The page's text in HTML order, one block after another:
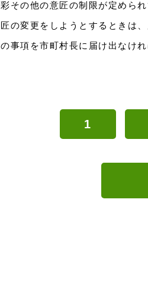
彩その他の意匠の制限が定めら
匠の変更をしようとするときは
の事項を市町村長に届け出なけれ
1